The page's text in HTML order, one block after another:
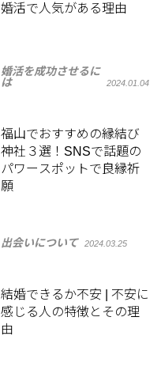
婚活で人気がある理由
婚活を成功させるに
は
2024.01.04
福山でおすすめの縁結び
神社３選！SNSで話題の
パワースポットで良縁祈
願
出会いについて 2024.03.25
結婚できるか不安 | 不安に
感じる人の特徴とその理
由